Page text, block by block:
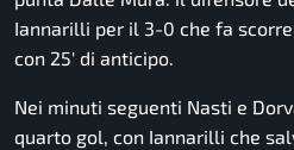
Iannarilli per il 3-0 che fa
con 25′ di anticipo.
Nei minuti seguenti Nasti e
quarto gol, con Iannarilli che